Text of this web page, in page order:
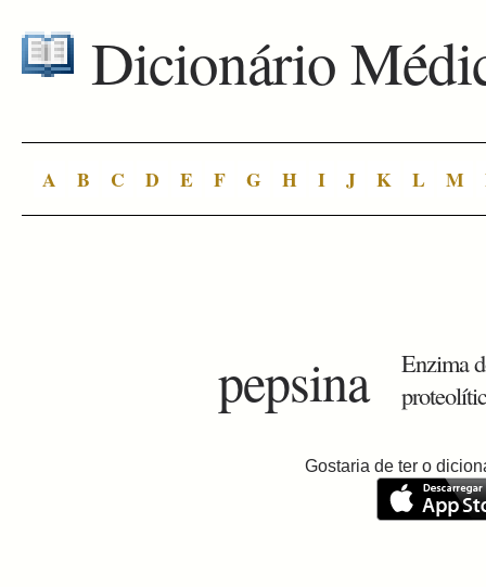
Dicionário
A B C D E F G H I J K L M
pepsina
Enzima
Gostaria de ter o